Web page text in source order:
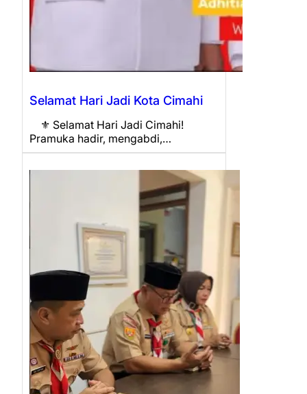
Selamat Hari Jadi Kota Cimahi
⚜️ Selamat Hari Jadi Cimahi!
Pramuka hadir, mengabdi,…